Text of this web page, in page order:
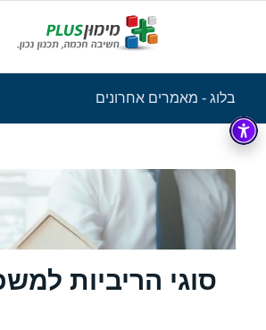
בלוג - מאמרים אחרונים
סוגי הריביות